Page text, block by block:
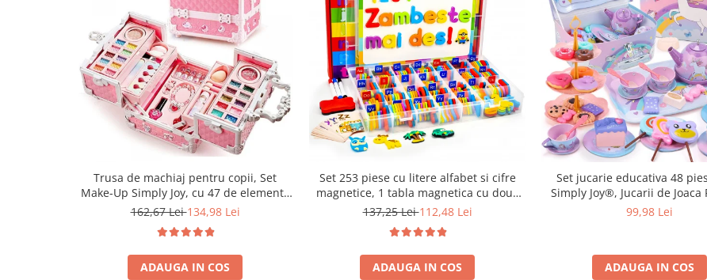
Trusa de machiaj pentru copii, Set
Make-Up Simply Joy, cu 47 de elemente
pentru make-up, rujuri, farduri, oja,
transport, pentru fetite de 3,4,5,6,7,8,9
ani
162,67 Lei134,98 Lei
ADAUGA IN COS
Set 253 piese cu litere alfabet si cifre
magnetice, 1 tabla magnetica cu doua
fete si cutie de depozitare, jucarii
137,25 Lei112,48 Lei
ADAUGA IN COS
Set jucarie educativa 48
Simply Joy®, Jucarii de Joaca
pentru Petrecearea de Ceai
99,98 Lei
ADAUGA IN COS